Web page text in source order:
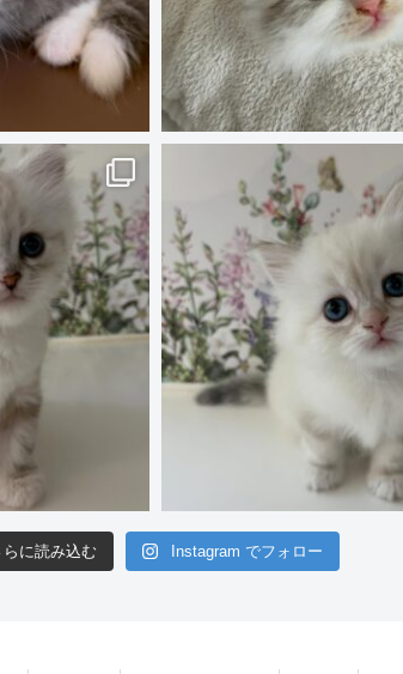
らに読み込む Instagram でフォロー